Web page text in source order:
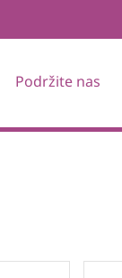
Podržite nas